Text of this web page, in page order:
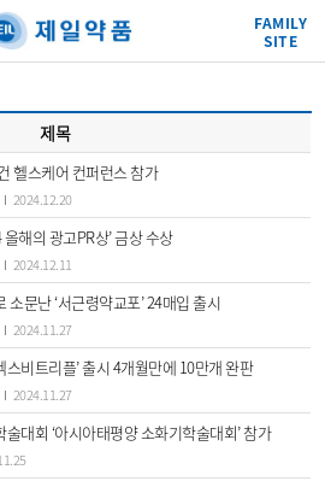
FAMILY
SITE
제목
헬스케어 컨퍼런스 참가
2024.12.20
해의 광고PR상’ 금상 수상
2024.12.11
소문난 ‘서근령약교포’ 24매입 출시
2024.11.27
비트리플’ 출시 4개월만에 10만개 완판
2024.11.27
대회 ‘아시아태평양 소화기학술대회’ 참가